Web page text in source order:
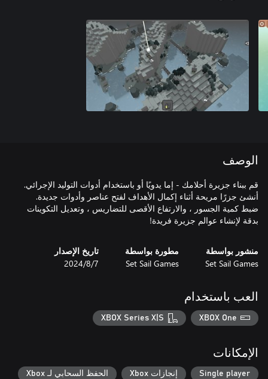
الوصف
قم ببناء جزيرة أحلامك - إما يدويًا أو باستخدام أدوات التوليد الإجرائي.
أنشئ جزرًا مريحة أثناء إكمال الأهداف لفتح عناصر وأدوات جديدة.
ضبط كمية الجسور ، والارتفاع الأقصى للتضاريس ، وتعديل التكوينات
بدقة لإنشاء عوالم جزيرة فريدة!
منشور بواسطة
Set Sail Games
مطورة بواسطة
Set Sail Games
تاريخ الإصدار
7‏/8‏/2024
العب باستخدام
XBOX One
XBOX Series X|S
الإمكانات
Single player إنجازات Xbox الحفظ السحابي لـ Xbox